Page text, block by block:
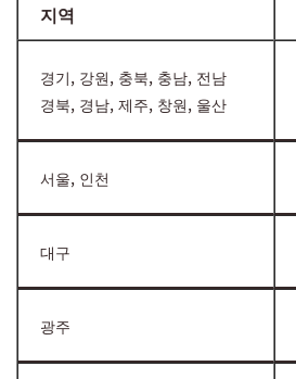
지역
경기, 강원, 충북, 충남, 전남
경북, 경남, 제주, 창원, 울산
서울, 인천
대구
광주